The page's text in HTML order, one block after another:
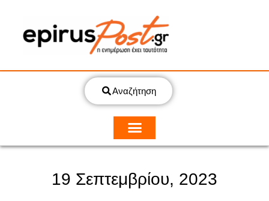
Αναζήτηση
19 Σεπτεμβρίου, 2023